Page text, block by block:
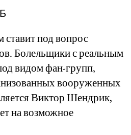
под вопрос
Болельщики с реальным
видом фан-групп,
вооруженных
Виктор Шендрик,
на возможное